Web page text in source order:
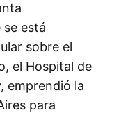
está
sobre el
el Hospital de
emprendió la
para